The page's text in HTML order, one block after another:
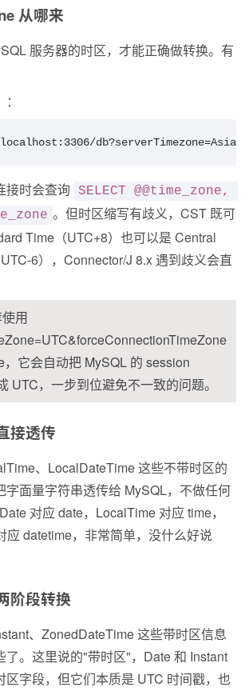
从哪来
服务器的时区，才能正确做转换。有
db?serverTimezone=Asia/
接时会查询
SELECT @@time_zone,
。但时区缩写有歧义，CST 既可
Time（UTC+8）也可以是 Central
6），Connector/J 8.x 遇到歧义会直
用
它会自动把 MySQL 的 session
UTC，一步到位避免不一致的问题。
接透传
、LocalDateTime 这些不带时区的
字面量字符串透传给 MySQL，不做任何
对应 date，LocalTime 对应 time，
应 datetime，非常简单，没什么好说
阶段转换
、ZonedDateTime 这些带时区信息
了。这里说的"带时区"，Date 和 Instant
区字段，但它们本质是 UTC 时间戳，也